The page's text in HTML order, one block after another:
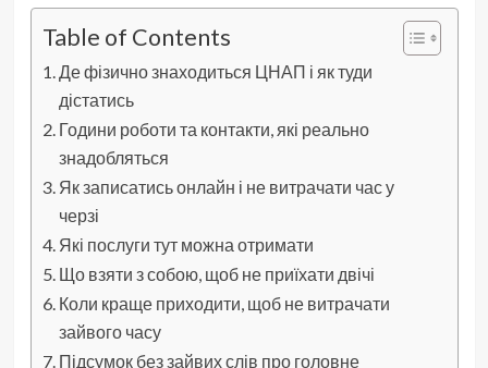
Table of Contents
Де фізично знаходиться ЦНАП і як туди
дістатись
Години роботи та контакти, які реально
знадобляться
Як записатись онлайн і не витрачати час у
черзі
Які послуги тут можна отримати
Що взяти з собою, щоб не приїхати двічі
Коли краще приходити, щоб не витрачати
зайвого часу
Підсумок без зайвих слів про головне